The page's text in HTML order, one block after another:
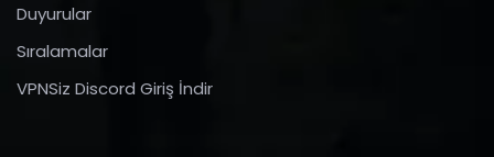
Duyurular
Sıralamalar
VPNSiz Discord Giriş İndir